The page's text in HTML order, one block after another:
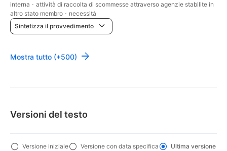
interna · attività di raccolta di scommesse attraverso agenzie stabilite in
altro stato membro · necessità
Sintetizza il provvedimento
Mostra tutto (+500)
Versioni del testo
Versione iniziale Versione con data specifica Ultima versione